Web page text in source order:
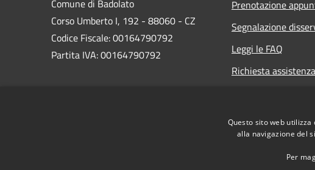
Comune di Badolato
Corso Umberto I, 192 - 88060 - CZ
Codice Fiscale: 00164790792
Partita IVA: 00164790792
amministrativo.comunebadolato@asmepec.it
Prenotazione
Segnalazione
Leggi le FAQ
Richiesta assistenza
Questo sito web
alla navigazione del
Per